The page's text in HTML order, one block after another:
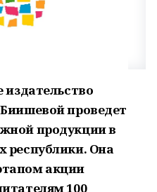
издательство
проведет
продукции в
республики. Она
акции
100